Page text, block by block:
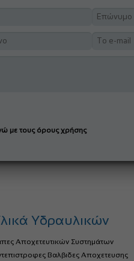
με τους όρους χρήσης
Υδραυλικών
Αποχετευτικών Συστημάτων
Βαλβιδες Αποχετευσης